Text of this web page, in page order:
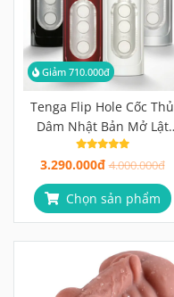
Giảm 710.000đ
Tenga Flip Hole Cốc Thủ
Dâm Nhật Bản Mở Lật
180°, Bàn Điều Áp Chân
Không 3 Vùng
3.290.000đ 4.000.000đ
Chọn sản phẩm